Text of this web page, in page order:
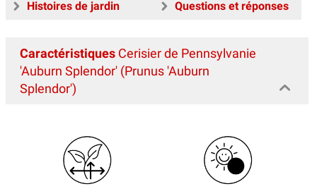
Histoires de jardin Questions et réponses
Caractéristiques Cerisier de Pennsylvanie
'Auburn Splendor' (Prunus 'Auburn
Splendor')